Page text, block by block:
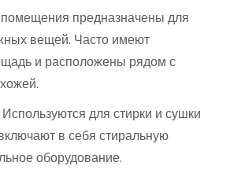
предназначены для
вещей. Часто имеют
и расположены рядом с
Используются для стирки и сушки
в себя стиральную
оборудование.